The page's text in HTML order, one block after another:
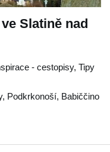
Slatině nad
- cestopisy, Tipy
, Podkrkonoší, Babiččino